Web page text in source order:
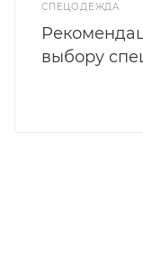
СПЕЦОДЕЖДА
выбору